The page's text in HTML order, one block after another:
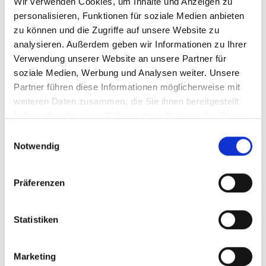
personalisieren, Funktionen für soziale Medien anbieten
zu können und die Zugriffe auf unsere Website zu
analysieren. Außerdem geben wir Informationen zu Ihrer
Verwendung unserer Website an unsere Partner für
soziale Medien, Werbung und Analysen weiter. Unsere
Partner führen diese Informationen möglicherweise mit
weiteren Daten zusammen, die Sie ihnen bereitgestellt
Notwendig
Präferenzen
Statistiken
Marketing
Seite teilen https://www.international-climate-
initiative.com/PROJECT1998
Videos zum Projekt
Diese Inhalte können nicht angezeigt werden, da die
Marketing-Cookies abgelehnt wurden. Klicken Sie